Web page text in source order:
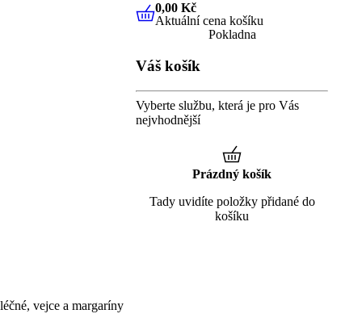
vejce a margaríny
0,00 KčAktuální cena košíku
0,00 Kč
Aktuální cena košíku
Pokladna
Váš košík
Vyberte službu, která je pro Vás
nejvhodnější
Prázdný košík
Tady uvidíte položky přidané do
košíku